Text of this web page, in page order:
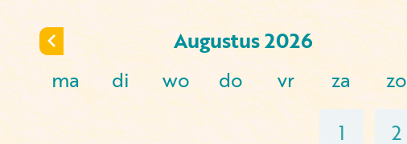
Augustus2026
ma di wo do vr za
zo
1
2